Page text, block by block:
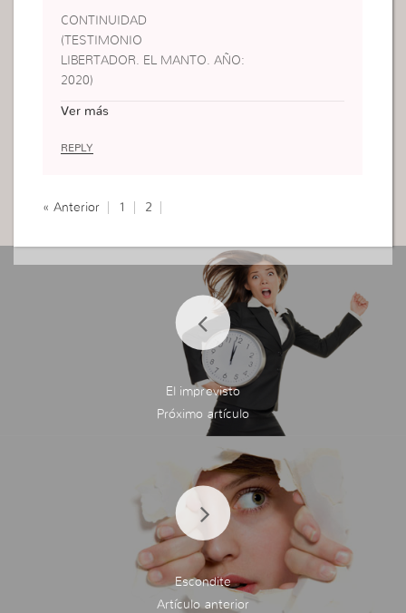
CONTINUIDAD
(TESTIMONIO
LIBERTADOR. EL MANTO. AÑO:
2020)
HOLTER EN ESE AÑO.
«OPRESIÓN EN EL PECHO.
PALPITACIÓN (4 VECES LO
PLASMÉ PARA DIFERENTES
DOLOR HUMERAL (BRAZO
DOLOR COSTILLAS IZQ.
RESPIRACIÓN AGITADA».
ESOS SON ALGUNOS
DE LA SECCIÓN «NOTAS»
TRANSCRIBO LO
Ver más
REPLY
« Anterior 1 2
El imprevisto
Escondite